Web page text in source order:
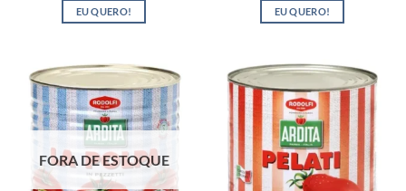
EU QUERO! EU QUERO!
FORA DE ESTOQUE